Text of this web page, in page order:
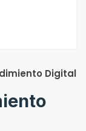
Digital